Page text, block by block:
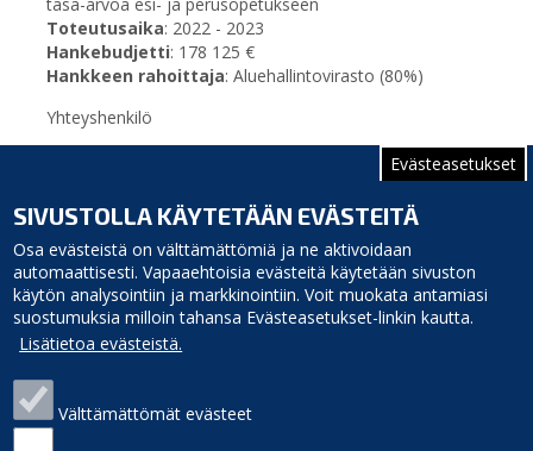
Evästeasetukset
SIVUSTOLLA KÄYTETÄÄN EVÄSTEITÄ
Osa evästeistä on välttämättömiä ja ne aktivoidaan
automaattisesti. Vapaaehtoisia evästeitä käytetään sivuston
käytön analysointiin ja markkinointiin. Voit muokata antamiasi
suostumuksia milloin tahansa Evästeasetukset-linkin kautta.
Lisätietoa evästeistä.
Välttämättömät evästeet
Toteutusaika: 2022 - 2023
Hankebudjetti: 178 125 €
Hankkeen rahoittaja: Aluehallintovirasto (80%)
Yhteyshenkilö
Hyvinvointi- ja hankekoordinaattori Elina Jaakola
040 3156 222 taietunimi.sukunimi [at]
siikajoki.fi
(etunimi[dot]sukunimi[at]siikajoki[dot]fi)
Siikajoen kunta